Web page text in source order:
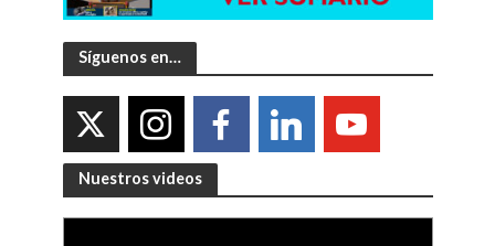
Síguenos en…
Nuestros videos